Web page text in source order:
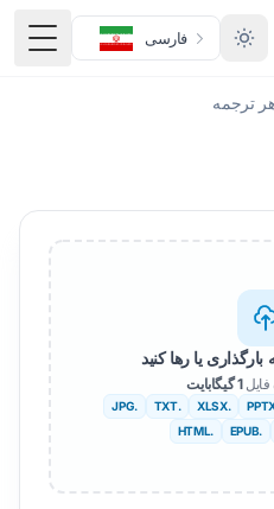
فارسی
منوی
ترجمه
یا رها کنید
فایل1 گیگابایت
.XLSX
.TXT
.JPG
.EPUB
.HTML